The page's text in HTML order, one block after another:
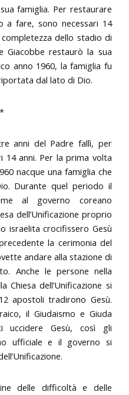
famiglia. Per restaurare
a fare, sono necessari 14
dello stadio di
Giacobbe restaurò la sua
anno 1960, la famiglia fu
dal lato di Dio.
anni del Padre fallì, per
14 anni. Per la prima volta
nacque una famiglia che
Durante quel periodo il
al governo coreano
dell’Unificazione proprio
israelita crocifissero Gesù
la cerimonia del
andare alla stazione di
Anche le persone nella
Chiesa dell’Unificazione si
apostoli tradirono Gesù.
il Giudaismo e Giuda
uccidere Gesù, così gli
ufficiale e il governo si
delle difficoltà e delle